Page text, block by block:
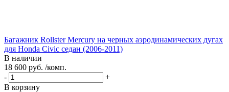
Багажник Rollster Mercury на черных аэродинамических дугах
для Honda Civic седан (2006-2011)
В наличии
18 600 руб. /комп.
-
+
В корзину